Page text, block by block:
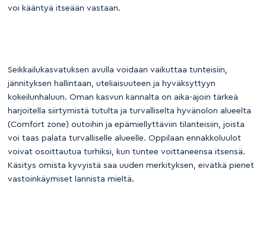
voi kääntyä itseään vastaan.
Seikkailukasvatuksen avulla voidaan vaikuttaa tunteisiin,
jännityksen hallintaan, uteliaisuuteen ja hyväksyttyyn
kokeilunhaluun. Oman kasvun kannalta on aika-ajoin tärkeä
harjoitella siirtymistä tutulta ja turvalliselta hyvänolon alueelta
(Comfort zone) outoihin ja epämiellyttäviin tilanteisiin, joista
voi taas palata turvalliselle alueelle. Oppilaan ennakkoluulot
voivat osoittautua turhiksi, kun tuntee voittaneensa itsensä.
Käsitys omista kyvyistä saa uuden merkityksen, eivätkä pienet
vastoinkäymiset lannista mieltä.